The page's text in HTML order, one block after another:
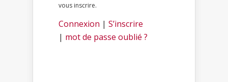
vous inscrire.
Connexion | S’inscrire
| mot de passe oublié ?